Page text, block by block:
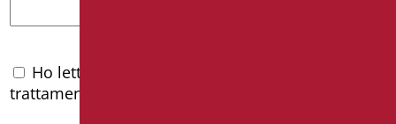
Ho letto l'
trattamento dei dati personali